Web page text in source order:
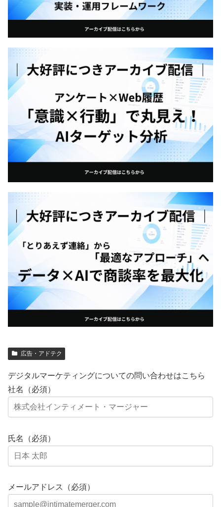
広告・アドテク
デジタルマーケティングについての問い合わせはこちら
社名（必須）
氏名（必須）
メールアドレス（必須）